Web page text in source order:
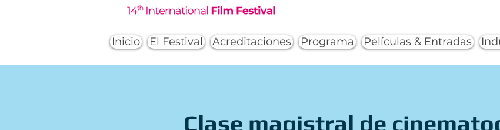
Inicio El Festival Acreditaciones Programa Películas & Entradas
Clase magistral de